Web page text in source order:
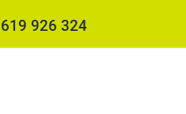
619 926 324